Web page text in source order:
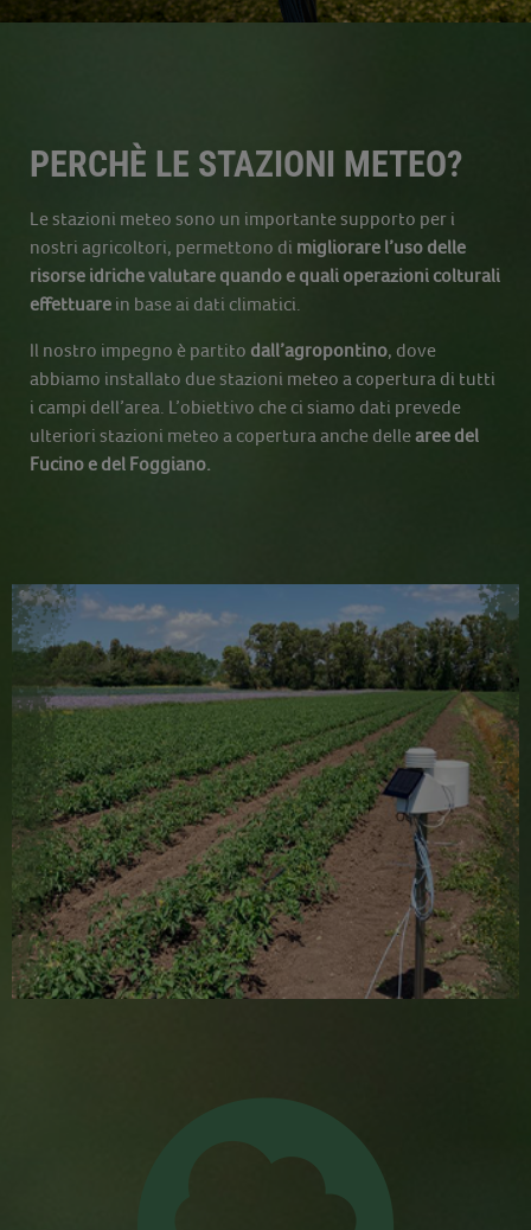
PERCHÈ LE STAZIONI METEO?
Le stazioni meteo sono un importante supporto per i
nostri agricoltori, permettono di migliorare l’uso delle
risorse idriche valutare quando e quali operazioni colturali
effettuare in base ai dati climatici.
Il nostro impegno è partito dall’agropontino, dove
abbiamo installato due stazioni meteo a copertura di tutti
i campi dell’area. L’obiettivo che ci siamo dati prevede
ulteriori stazioni meteo a copertura anche dellearee del
Fucino e del Foggiano.